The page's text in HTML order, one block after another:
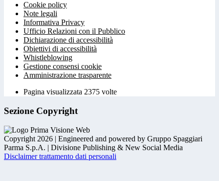
Cookie policy
Note legali
Informativa Privacy
Ufficio Relazioni con il Pubblico
Dichiarazione di accessibilità
Obiettivi di accessibilità
Whistleblowing
Gestione consensi cookie
Amministrazione trasparente
Pagina visualizzata 2375 volte
Sezione Copyright
Copyright 2026 | Engineered and powered by Gruppo Spaggiari
Parma S.p.A. | Divisione Publishing & New Social Media
Disclaimer trattamento dati personali